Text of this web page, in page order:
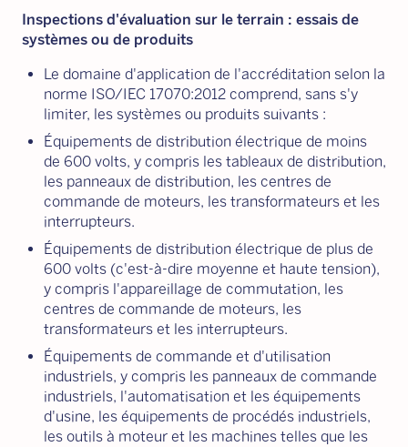
Inspections d'évaluation sur le terrain : essais de
systèmes ou de produits
Le domaine d'application de l'accréditation selon la
norme ISO/IEC 17070:2012 comprend, sans s'y
limiter, les systèmes ou produits suivants :
Équipements de distribution électrique de moins
de 600 volts, y compris les tableaux de distribution,
les panneaux de distribution, les centres de
commande de moteurs, les transformateurs et les
interrupteurs.
Équipements de distribution électrique de plus de
600 volts (c'est-à-dire moyenne et haute tension),
y compris l'appareillage de commutation, les
centres de commande de moteurs, les
transformateurs et les interrupteurs.
Équipements de commande et d'utilisation
industriels, y compris les panneaux de commande
industriels, l'automatisation et les équipements
d'usine, les équipements de procédés industriels,
les outils à moteur et les machines telles que les